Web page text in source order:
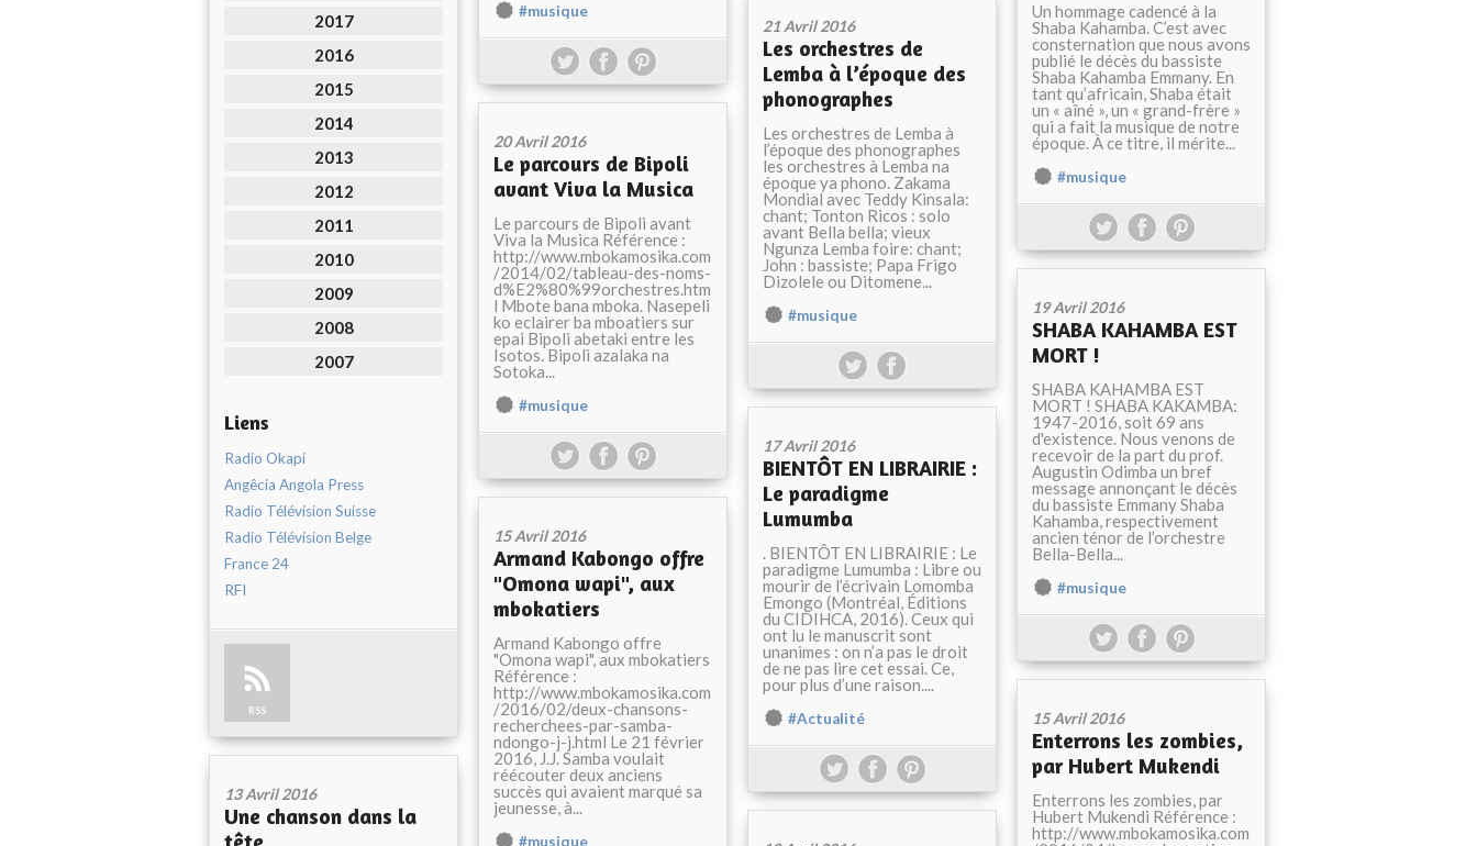
2017
2016
2015
2014
2013
2012
2011
2010
2009
2008
2007
Liens
Radio Okapi
Angêcia Angola Press
Radio Télévision Suisse
Radio Télévision Belge
France 24
RFI
RSS
#musique
Un hommage cadencé à la
Shaba Kahamba. C’est avec
consternation que nous avons
publié le décès du bassiste
Shaba Kahamba Emmany. En
tant qu’africain, Shaba était
un « aîné », un « grand-frère »
qui a fait la musique de notre
époque. À ce titre, il mérite...
#musique
21 Avril 2016
Les orchestres de
Lemba à l’époque des
phonographes
Les orchestres de Lemba à
l’époque des phonographes
les orchestres à Lemba na
époque ya phono. Zakama
Mondial avec Teddy Kinsala:
chant; Tonton Ricos : solo
avant Bella bella; vieux
Ngunza Lemba foire: chant;
John : bassiste; Papa Frigo
Dizolele ou Ditomene...
#musique
20 Avril 2016
Le parcours de Bipoli
avant Viva la Musica
Le parcours de Bipoli avant
Viva la Musica Référence :
http://www.mbokamosika.com
/2014/02/tableau-des-noms-
d%E2%80%99orchestres.htm
l Mbote bana mboka. Nasepeli
ko eclairer ba mboatiers sur
epai Bipoli abetaki entre les
Isotos. Bipoli azalaka na
Sotoka...
#musique
19 Avril 2016
SHABA KAHAMBA EST
MORT !
SHABA KAHAMBA EST
MORT ! SHABA KAKAMBA:
1947-2016, soit 69 ans
d'existence. Nous venons de
recevoir de la part du prof.
Augustin Odimba un bref
message annonçant le décès
du bassiste Emmany Shaba
Kahamba, respectivement
ancien ténor de l’orchestre
Bella-Bella...
#musique
17 Avril 2016
BIENTÔT EN LIBRAIRIE :
Le paradigme
Lumumba
. BIENTÔT EN LIBRAIRIE : Le
paradigme Lumumba : Libre ou
mourir de l’écrivain Lomomba
Emongo (Montréal, Éditions
du CIDIHCA, 2016). Ceux qui
ont lu le manuscrit sont
unanimes : on n’a pas le droit
de ne pas lire cet essai. Ce,
pour plus d’une raison....
#Actualité
15 Avril 2016
Armand Kabongo offre
"Omona wapi", aux
mbokatiers
Armand Kabongo offre
"Omona wapi", aux mbokatiers
Référence :
http://www.mbokamosika.com
/2016/02/deux-chansons-
recherchees-par-samba-
ndongo-j-j.html Le 21 février
2016, J.J. Samba voulait
réécouter deux anciens
succès qui avaient marqué sa
jeunesse, à...
#musique
15 Avril 2016
Enterrons les zombies,
par Hubert Mukendi
Enterrons les zombies, par
Hubert Mukendi Référence :
http://www.mbokamosika.com
13 Avril 2016
Une chanson dans la